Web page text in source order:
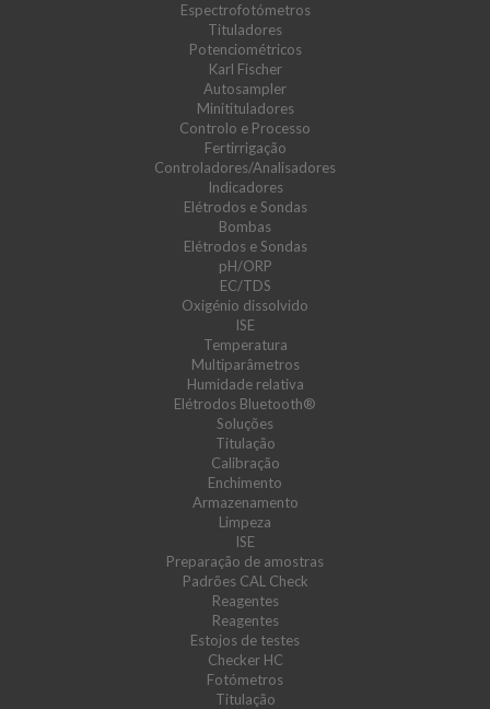
Espectrofotómetros
Tituladores
Potenciométricos
Karl Fischer
Autosampler
Minitituladores
Controlo e Processo
Fertirrigação
Controladores/Analisadores
Indicadores
Elétrodos e Sondas
Bombas
Elétrodos e Sondas
pH/ORP
EC/TDS
Oxigénio dissolvido
ISE
Temperatura
Multiparâmetros
Humidade relativa
Elétrodos Bluetooth®
Soluções
Titulação
Calibração
Enchimento
Armazenamento
Limpeza
ISE
Preparação de amostras
Padrões CAL Check
Reagentes
Reagentes
Estojos de testes
Checker HC
Fotómetros
Titulação